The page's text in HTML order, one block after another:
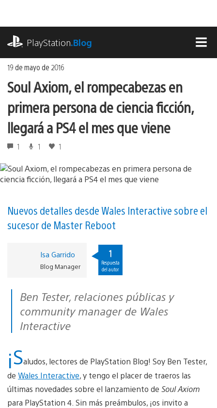
contenido
PlayStation.Blog
19 de mayo de 2016
Soul Axiom, el rompecabezas en
primera persona de ciencia ficción,
llegará a PS4 el mes que viene
1 1 1
Nuevos detalles desde Wales Interactive sobre el
sucesor de Master Reboot
Isa Garrido
Blog Manager
1
Respuesta
del autor
Ben Tester, relaciones públicas y
community manager de Wales
Interactive
¡Saludos, lectores de PlayStation Blog! Soy Ben Tester,
de Wales Interactive, y tengo el placer de traeros las
últimas novedades sobre el lanzamiento de Soul Axiom
para PlayStation 4. Sin más preámbulos, ¡os invito a